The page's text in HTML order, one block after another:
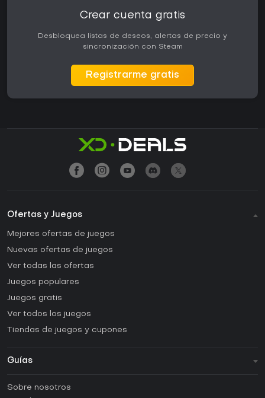
Crear cuenta gratis
Desbloquea listas de deseos, alertas de precio y
sincronización con Steam
Registrarme gratis
Ofertas y Juegos
Mejores ofertas de juegos
Nuevas ofertas de juegos
Ver todas las ofertas
Juegos populares
Juegos gratis
Ver todos los juegos
Tiendas de juegos y cupones
Guías
Guías y tutoriales
Sobre nosotros